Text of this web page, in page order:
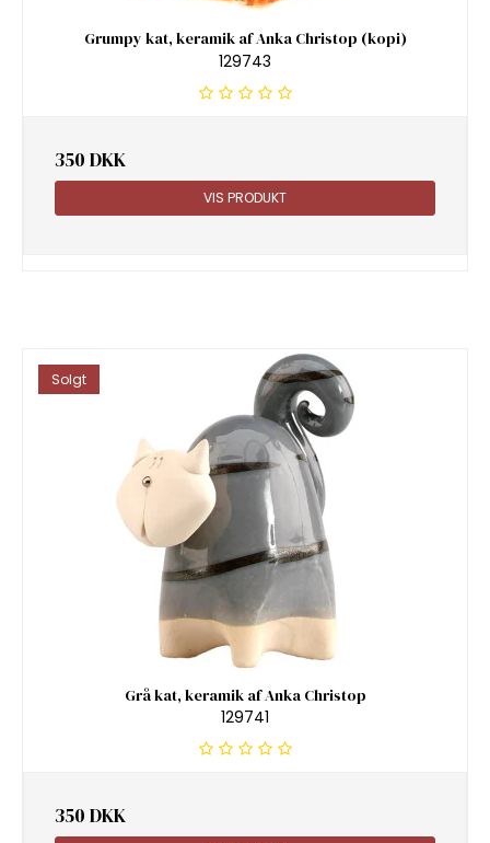
Grumpy kat, keramik af Anka Christop (kopi)
129743
350 DKK
VIS PRODUKT
Solgt
Grå kat, keramik af Anka Christop
129741
350 DKK